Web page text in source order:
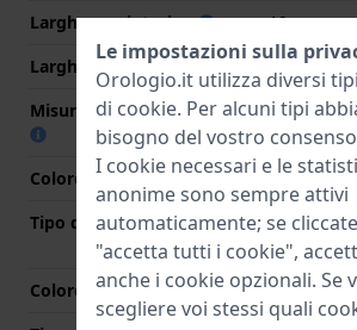
Larghezza cinturino
19 mm
Larghezza tra Anse
12 mm
Misura cinturino alla fibbia
17 mm
Colore cinturino
Oro rosa
Tipo di chiusura
Chiusura
bottoni
Colore Chiusura
Oro rosa
Le impostazioni sulla
Orologio.it utilizza diversi tipi
di cookie. Per alcuni tipi
bisogno del vostro
I cookie necessari e le
anonime sono sempre attivi
automaticamente; se
"accetta tutti i cookie",
anche i cookie opzionali. Se
scegliere voi stessi quali